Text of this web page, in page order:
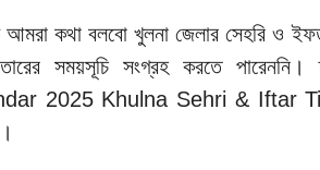
কথা বলবো খুলনা জেলার সেহরি ও
সময়সূচি সংগ্রহ করতে
2025 Khulna Sehri & Iftar Time